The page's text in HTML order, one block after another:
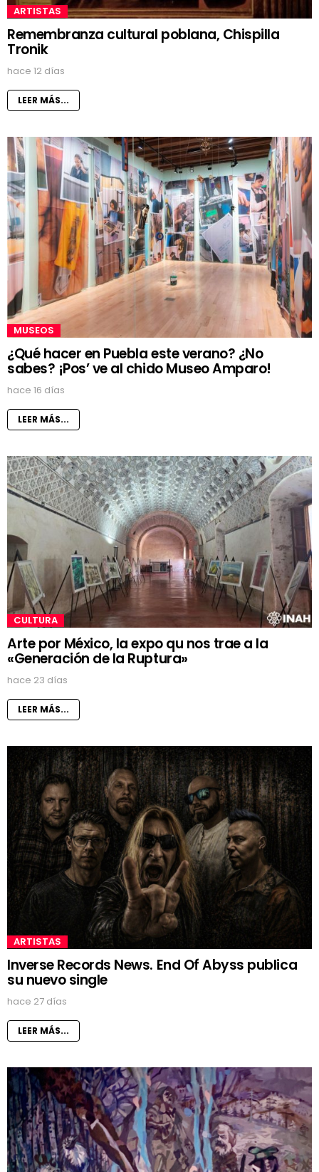
ARTISTAS
Remembranza cultural poblana, Chispilla
Tronik
hace 12 días
LEER MÁS...
MUSEOS
¿Qué hacer en Puebla este verano? ¿No
sabes? ¡Pos’ ve al chido Museo Amparo!
hace 16 días
LEER MÁS...
CULTURA
Arte por México, la expo qu nos trae a la
«Generación de la Ruptura»
hace 23 días
LEER MÁS...
ARTISTAS
Inverse Records News. End Of Abyss publica
su nuevo single
hace 27 días
LEER MÁS...